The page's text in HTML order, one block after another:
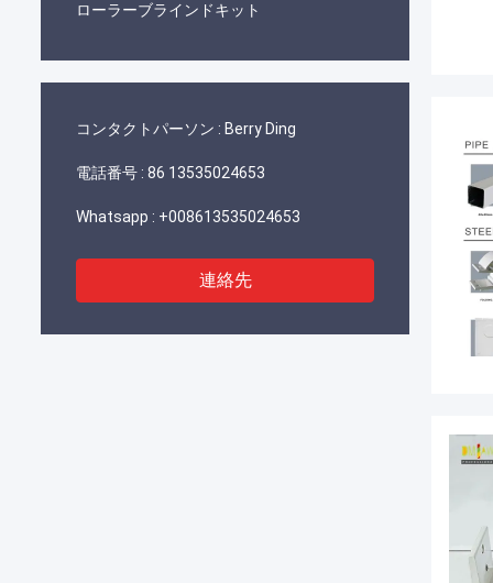
ローラーブラインドキット
コンタクトパーソン : Berry Ding
電話番号 : 86 13535024653
Whatsapp : +008613535024653
連絡先